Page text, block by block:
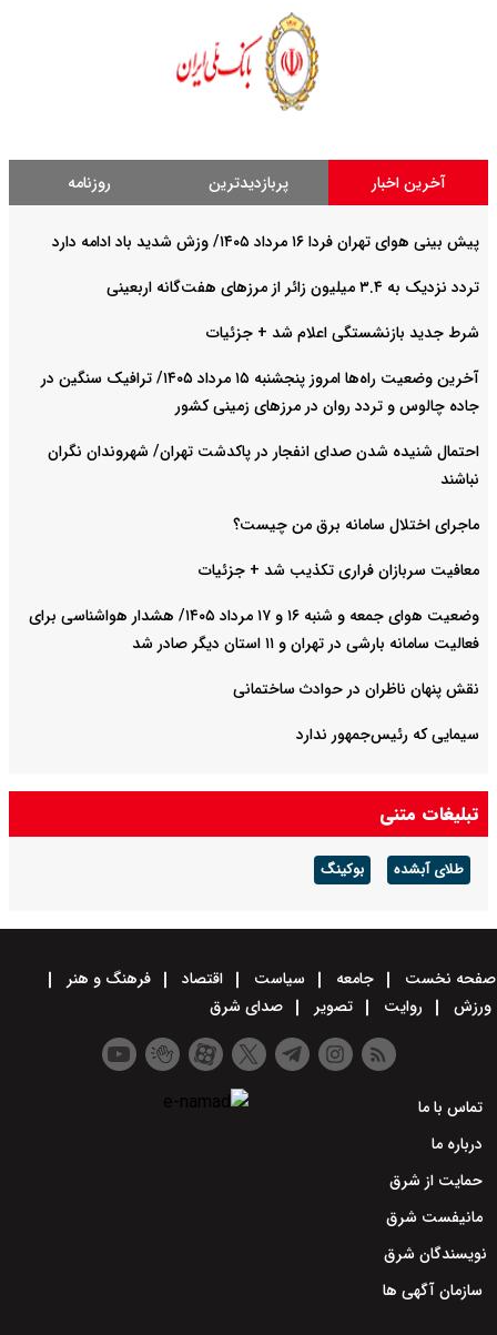
آخرین اخبار پربازدیدترین روزنامه
پیش بینی هوای تهران فردا ۱۶ مرداد ۱۴۰۵/ وزش شدید باد ادامه دارد
تردد نزدیک به ۳.۴ میلیون زائر از مرزهای هفت‌گانه اربعینی
شرط جدید بازنشستگی اعلام شد + جزئیات
آخرین وضعیت راه‌ها امروز پنجشنبه ۱۵ مرداد ۱۴۰۵/ ترافیک سنگین در
جاده چالوس و تردد روان در مرزهای زمینی کشور
احتمال شنیده شدن صدای انفجار در پاکدشت تهران/ شهروندان نگران
نباشند
ماجرای اختلال سامانه برق من چیست؟
معافیت سربازان فراری تکذیب شد + جزئیات
وضعیت هوای جمعه و شنبه ۱۶ و ۱۷ مرداد ۱۴۰۵/ هشدار هواشناسی برای
فعالیت سامانه بارشی در تهران و ۱۱ استان دیگر صادر شد
نقش پنهان ناظران در حوادث ساختمانی
سیمایی که رئیس‌جمهور ندارد
تبلیغات متنی
طلای آبشده بوکینگ
صفحه نخست جامعه سیاست اقتصاد
فرهنگ و هنر
ورزش
روایت تصویر صدای شرق
تماس با ما
درباره ما
حمایت از شرق
مانیفست شرق
نویسندگان شرق
سازمان آگهی ها